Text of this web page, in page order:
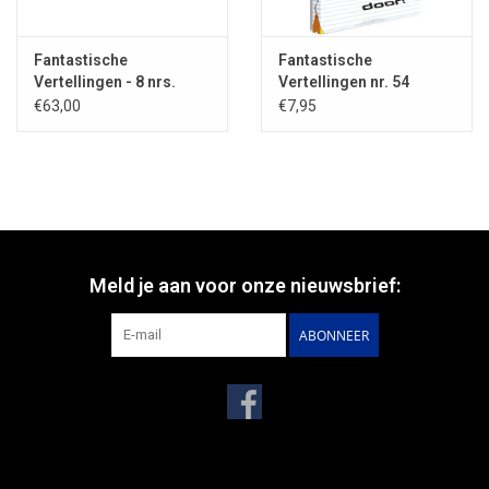
Fantastische
Vertellingen - 8 nrs.
abonnement IN
€63,00
Fantastische
Vertellingen nr. 54
€7,95
Meld je aan voor onze nieuwsbrief:
ABONNEER